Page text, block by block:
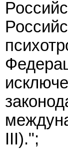
III).";